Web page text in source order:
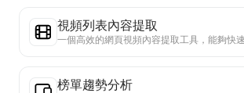
視頻列表內容提取
榜單趨勢分析